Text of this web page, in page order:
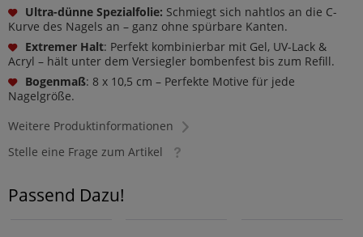
Ultra-dünne Spezialfolie: Schmiegt sich nahtlos an die C-
Kurve des Nagels an – ganz ohne spürbare Kanten.
Extremer Halt: Perfekt kombinierbar mit Gel, UV-Lack &
Acryl – hält unter dem Versiegler bombenfest bis zum Refill.
Bogenmaß: 8 x 10,5 cm – Perfekte Motive für jede
Nagelgröße.
Weitere Produktinformationen
Stelle eine Frage zum Artikel
Passend Dazu!